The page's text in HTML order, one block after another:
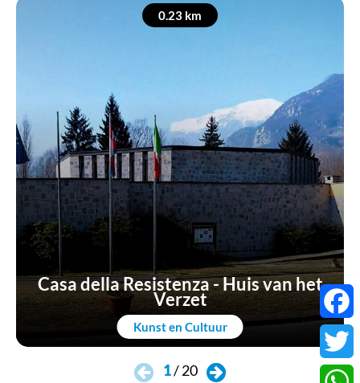
Twitter
0.23 km
Kunst en Cultuur
Casa della Resistenza - Huis van het
Verzet
1/20